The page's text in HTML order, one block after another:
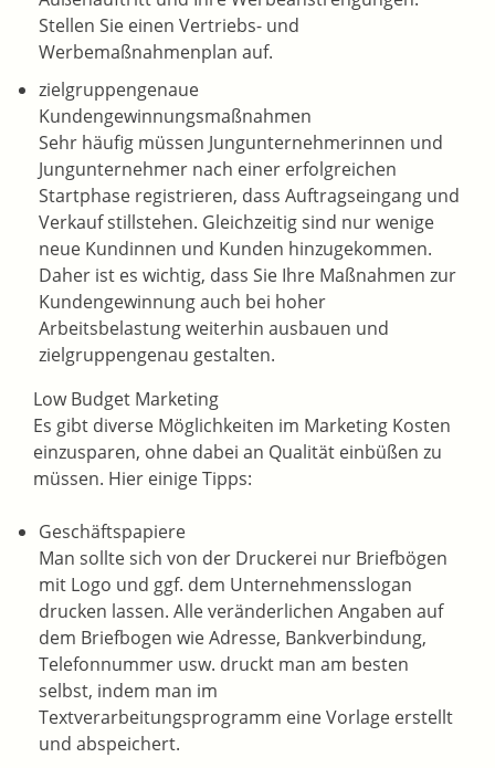
Stellen Sie einen Vertriebs- und
Werbemaßnahmenplan auf.
zielgruppengenaue
Kundengewinnungsmaßnahmen
Sehr häufig müssen Jungunternehmerinnen und
Jungunternehmer nach einer erfolgreichen
Startphase registrieren, dass Auftragseingang und
Verkauf stillstehen. Gleichzeitig sind nur wenige
neue Kundinnen und Kunden hinzugekommen.
Daher ist es wichtig, dass Sie Ihre Maßnahmen zur
Kundengewinnung auch bei hoher
Arbeitsbelastung weiterhin ausbauen und
zielgruppengenau gestalten.
Low Budget Marketing
Es gibt diverse Möglichkeiten im Marketing Kosten
einzusparen, ohne dabei an Qualität einbüßen zu
müssen. Hier einige Tipps:
Geschäftspapiere
Man sollte sich von der Druckerei nur Briefbögen
mit Logo und ggf. dem Unternehmensslogan
drucken lassen. Alle veränderlichen Angaben auf
dem Briefbogen wie Adresse, Bankverbindung,
Telefonnummer usw. druckt man am besten
selbst, indem man im
Textverarbeitungsprogramm eine Vorlage erstellt
und abspeichert.